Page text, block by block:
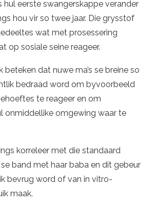
hul eerste swangerskappe verander
hou vir so twee jaar. Die grysstof
wat met prosessering
op sosiale seine reageer.
dat nuwe ma’s se breine so
bedraad word om byvoorbeeld
te reageer en om
onmiddellike omgewing waar te
korreleer met die standaard
band met haar baba en dit gebeur
bevrug word of van in vitro-
maak.